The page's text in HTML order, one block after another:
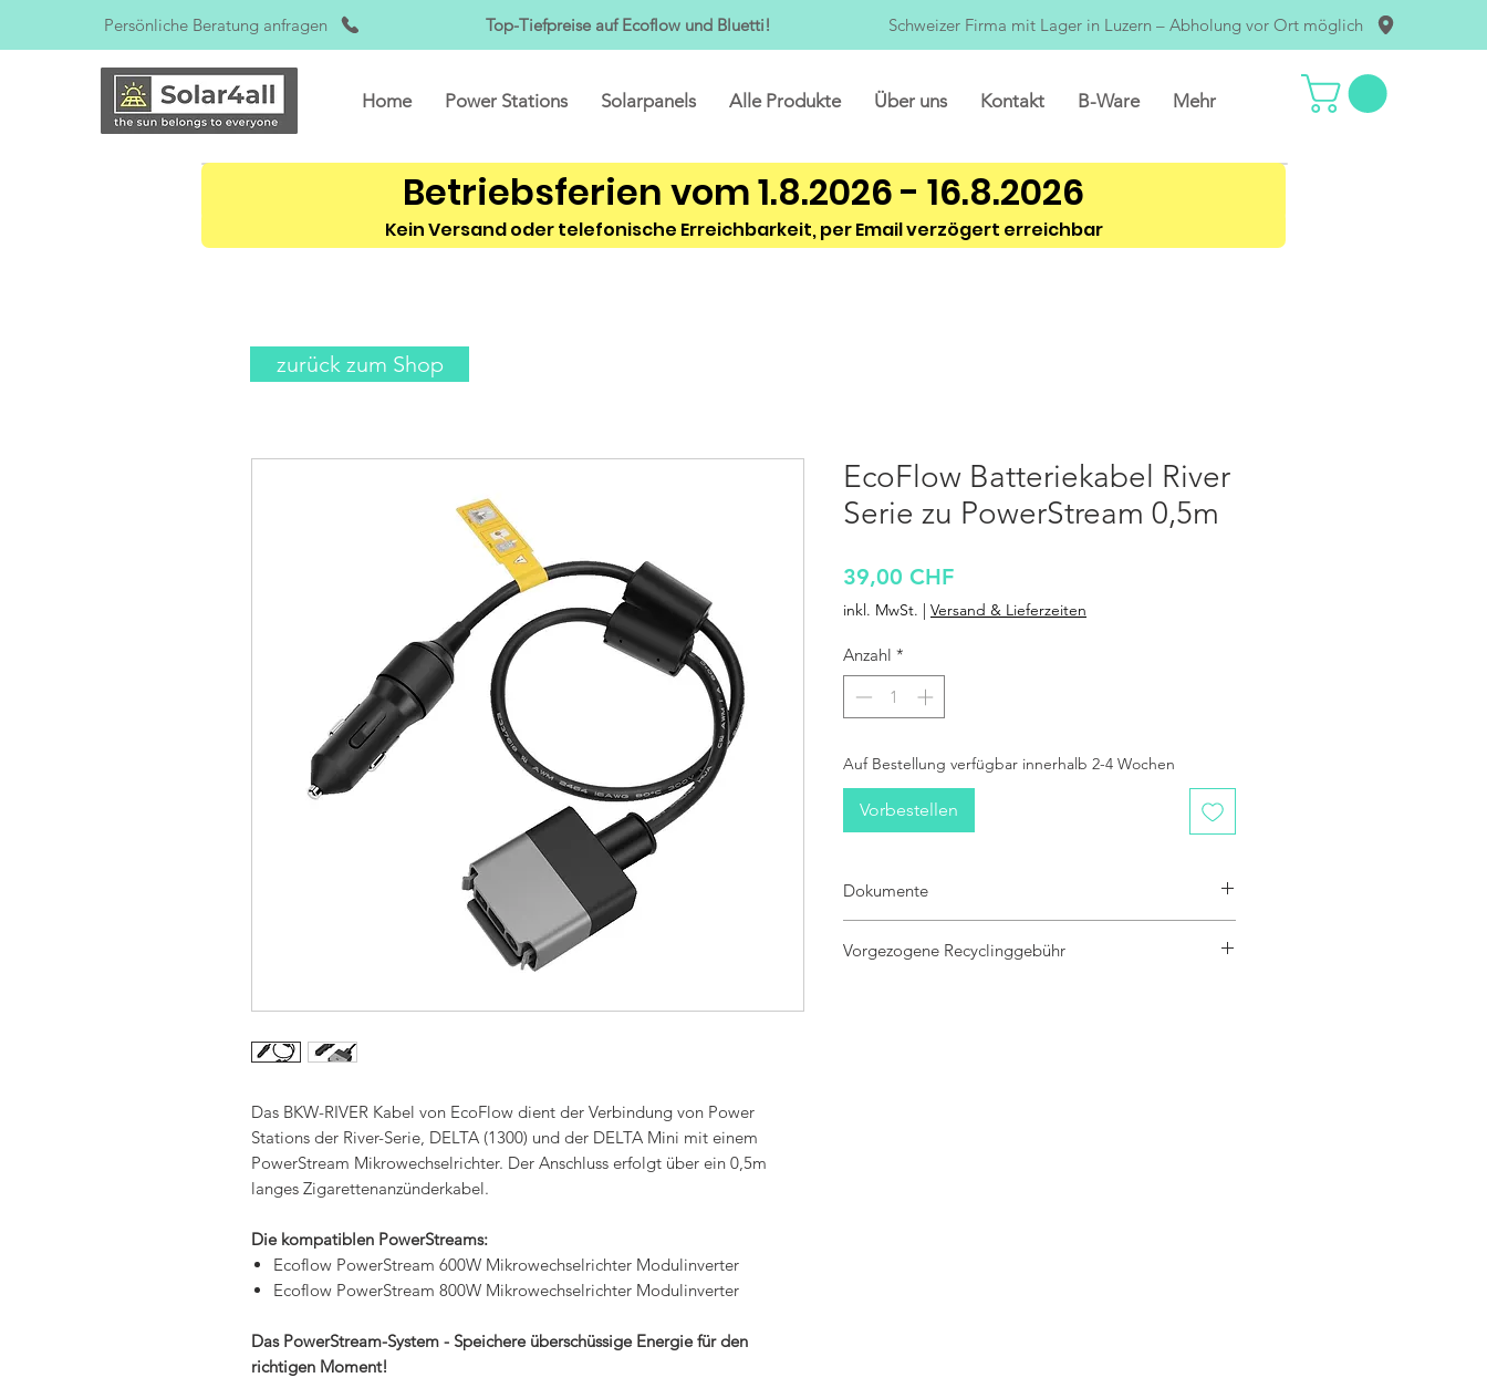
Persönliche Beratung anfragen Schweizer Firma mit Lager in Luzern – Abholung vor Ort möglich
Top-Tiefpreise auf Ecoflow und Bluetti!
Home Power Stations Solarpanels Alle Produkte Über uns Kontakt B-Ware Mehr
Betriebsferien vom 1.8.2026 - 16.8.2026
Kein Versand oder telefonische Erreichbarkeit, per Email verzögert erreichbar
zurück zum Shop
Das BKW-RIVER Kabel von EcoFlow dient der Verbindung von Power
Stations der River-Serie, DELTA (1300) und der DELTA Mini mit einem
PowerStream Mikrowechselrichter. Der Anschluss erfolgt über ein 0,5m
langes Zigarettenanzünderkabel.
Die kompatiblen PowerStreams:
Ecoflow PowerStream 600W Mikrowechselrichter Modulinverter
Ecoflow PowerStream 800W Mikrowechselrichter Modulinverter
Das PowerStream-System - Speichere überschüssige Energie für den
richtigen Moment!
EcoFlow Batteriekabel River
Serie zu PowerStream 0,5m
39,00 CHFPreis
inkl. MwSt. | Versand & Lieferzeiten
Anzahl *
Auf Bestellung verfügbar innerhalb 2-4 Wochen
Vorbestellen
Dokumente
Vorgezogene Recyclinggebühr